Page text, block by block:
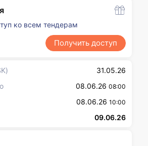
ко всем тендерам
Получить доступ
31.05.26
08.06.26 08:00
08.06.26 10:00
09.06.26